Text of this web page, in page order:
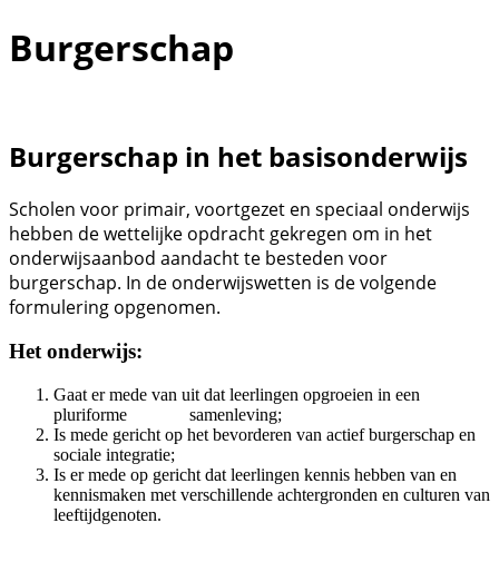
Burgerschap
Burgerschap in het basisonderwijs
Scholen voor primair, voortgezet en speciaal onderwijs
hebben de wettelijke opdracht gekregen om in het
onderwijsaanbod aandacht te besteden voor
burgerschap. In de onderwijswetten is de volgende
formulering opgenomen.
Het onderwijs:
Gaat er mede van uit dat leerlingen opgroeien in een
pluriforme samenleving;
Is mede gericht op het bevorderen van actief burgerschap en
sociale integratie;
Is er mede op gericht dat leerlingen kennis hebben van en
kennismaken met verschillende achtergronden en culturen van
leeftijdgenoten.